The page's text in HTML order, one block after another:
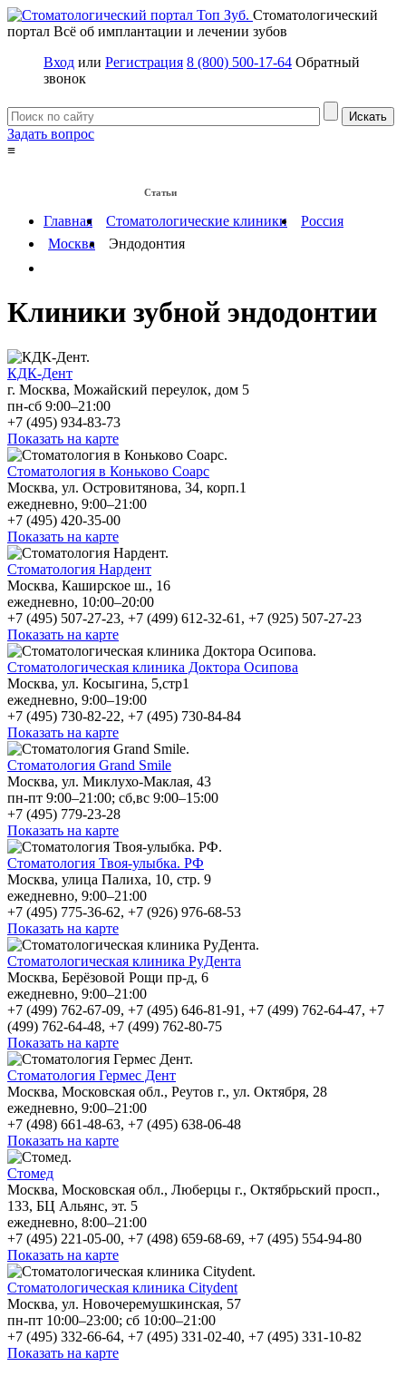
Стоматологический
портал Всё об имплантации и лечении зубов
Вход или Регистрация 8 (800) 500-17-64 Обратный
звонок
Задать вопрос
≡
Статьи
Главная Стоматологические клиники
Россия
Москва
Эндодонтия
Клиники зубной эндодонтии
КДК-Дент
г. Москва, Можайский переулок, дом 5
пн-сб 9:00–21:00
+7 (495) 934-83-73
Показать на карте
Стоматология в Коньково Соарс
Москва, ул. Островитянова, 34, корп.1
ежедневно, 9:00–21:00
+7 (495) 420-35-00
Показать на карте
Стоматология Нардент
Москва, Каширское ш., 16
ежедневно, 10:00–20:00
+7 (495) 507-27-23, +7 (499) 612-32-61, +7 (925) 507-27-23
Показать на карте
Стоматологическая клиника Доктора Осипова
Москва, ул. Косыгина, 5,стр1
ежедневно, 9:00–19:00
+7 (495) 730-82-22, +7 (495) 730-84-84
Показать на карте
Стоматология Grand Smile
Москва, ул. Миклухо-Маклая, 43
пн-пт 9:00–21:00; сб,вс 9:00–15:00
+7 (495) 779-23-28
Показать на карте
Стоматология Твоя-улыбка. РФ
Москва, улица Палиха, 10, стр. 9
ежедневно, 9:00–21:00
+7 (495) 775-36-62, +7 (926) 976-68-53
Показать на карте
Стоматологическая клиника РуДента
Москва, Берёзовой Рощи пр-д, 6
ежедневно, 9:00–21:00
+7 (499) 762-67-09, +7 (495) 646-81-91, +7 (499) 762-64-47, +7
(499) 762-64-48, +7 (499) 762-80-75
Показать на карте
Стоматология Гермес Дент
Москва, Московская обл., Реутов г., ул. Октября, 28
ежедневно, 9:00–21:00
+7 (498) 661-48-63, +7 (495) 638-06-48
Показать на карте
Стомед
Москва, Московская обл., Люберцы г., Октябрьский просп.,
133, БЦ Альянс, эт. 5
ежедневно, 8:00–21:00
+7 (495) 221-05-00, +7 (498) 659-68-69, +7 (495) 554-94-80
Показать на карте
Стоматологическая клиника Citydent
Москва, ул. Новочеремушкинская, 57
пн-пт 10:00–23:00; сб 10:00–21:00
+7 (495) 332-66-64, +7 (495) 331-02-40, +7 (495) 331-10-82
Показать на карте